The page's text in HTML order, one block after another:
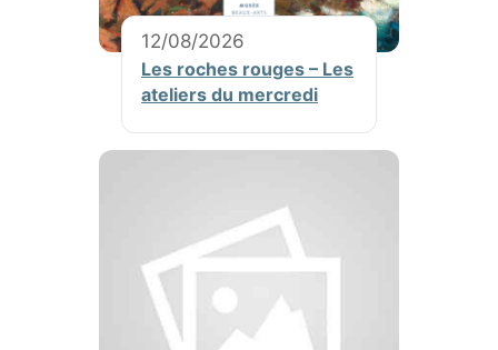
12/08/2026
Les roches rouges – Les
ateliers du mercredi